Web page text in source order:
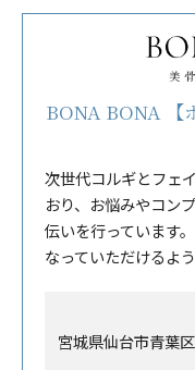
BONA BONA 【
次世代コルギとフェ
おり、お悩みやコン
伝いを行っています
なっていただけるよ
宮城県仙台市青葉